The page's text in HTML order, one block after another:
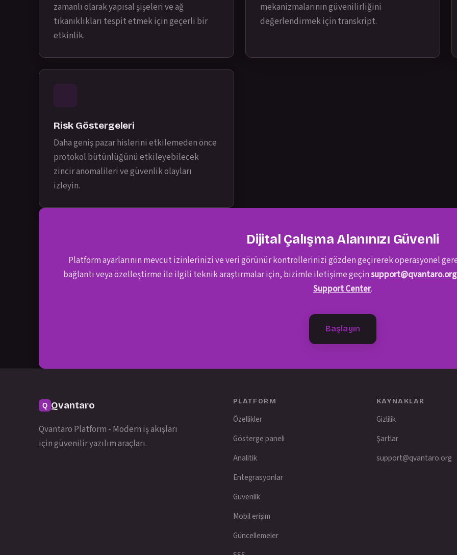
zamanlı olarak yapısal şişeleri ve ağ
tıkanıklıkları tespit etmek için geçerli bir
etkinlik.
mekanizmalarının güvenilirliğini
değerlendirmek için transkript.
Risk Göstergeleri
Daha geniş pazar hislerini etkilemeden önce
protokol bütünlüğünü etkileyebilecek
zincir anomalileri ve güvenlik olayları
izleyin.
Dijital Çalışma Alanınızı Güvenli
Platform ayarlarının mevcut izinlerinizi ve veri görünür kontrollerinizi gözden geçirerek operasyonel
bağlantı veya özelleştirme ile ilgili teknik araştırmalar için, bizimle iletişime geçinsupport@qvantaro.org
Support Center.
Başlayın
Qvantaro
Qvantaro Platform - Modern iş akışları
için güvenilir yazılım araçları.
PLATFORM
Özellikler
Gösterge paneli
Analitik
Entegrasyonlar
Güvenlik
Mobil erişim
Güncellemeler
KAYNAKLAR
Gizlilik
Şartlar
support@qvantaro.org